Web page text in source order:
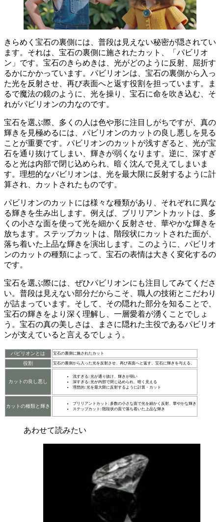
きらめく宝石の裏側には、普段は見えない秘密が隠されてい
ます。 それは、宝石の裏側に施されたカット、
「パビリオ
ン」 です。宝石のきらめきは、光がどのように反射、屈折す
るかにかかっています。パビリオンは、宝石の裏側から入っ
た光を反射させ、 再び表面へと返す役割 を担っています。ま
るで魔法の鏡のように、光を操り、宝石に命を吹き込む、そ
れがパビリオンの力なのです。
宝石を選ぶ際、多くの人は色や形に注目しがちですが、 真の
輝きを見極めるには、パビリオンのカットの良し悪しを見る
ことが重要です。パビリオンのカットが浅すぎると、光が宝
石を通り抜けてしまい、輝きが弱くなります。逆に、深すぎ
ると光は内部で閉じ込められ、暗く沈んで見えてしまいま
す。 理想的なパビリオンは、光を最大限に反射するように計
算され、カットされたものです。
パビリオンのカットには様々な種類があり、それぞれに異な
る輝きを生み出します。例えば、ブリリアントカットは、多
くの小さな面を使って光を細かく反射させ、華やかな輝きを
放ちます。ステップカットは、階段状にカットされた面が、
落ち着いた上品な輝きを演出します。このように、 パビリオ
ンのカットの種類によって、宝石の表情は大きく変化するの
です。
宝石を選ぶ際には、 ぜひパビリオンにも注目してみてくださ
い。普段は見えない部分だからこそ、職人の技術とこだわり
が詰まっています。そして、その隠れた部分を知ることで、
宝石の輝きをより深く理解し、一層愛着が湧くことでしょ
う。宝石の真の美しさは、まさに 隠れた主役であるパビリオ
ンが支えていると言えるでしょう。
パビリオンとは 宝石の裏側に施されたカット
役割 宝石の裏側から入った光を反射させ、再び表面へと返す。宝石に輝きを与える。
カットの良し悪し
浅すぎる: 光が通り抜け、輝きが弱い
深すぎる: 光が内部で閉じ込められ、暗く見える
理想的: 光を最大限に反射するように計算・カット
カットの種類と輝き
ブリリアントカット: 多数の小さな面で光を細かく反射、華やかな輝き
ステップカット: 階段状の面で落ち着いた上品な輝き
あわせて読みたい